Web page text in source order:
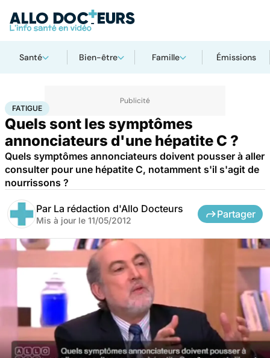
Santé Bien-être Famille Émissions
AccueilSanté
FATIGUE
Quels sont les symptômes
annonciateurs d'une hépatite C ?
Quels symptômes annonciateurs doivent pousser à aller
consulter pour une hépatite C, notamment s'il s'agit de
nourrissons ?
Par La rédaction d'Allo Docteurs
Mis à jour le 11/05/2012
Partager